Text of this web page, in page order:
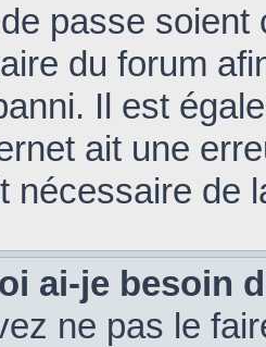
passe soient
du forum
Il est
ait une
nécessaire de
ai-je besoin
ne pas le